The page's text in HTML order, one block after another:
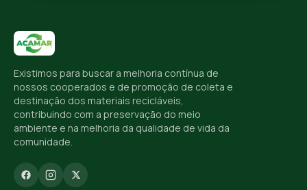
Existimos para buscar a melhoria contínua de
nossos cooperados e de promoção de coleta e
destinação dos materiais recicláveis,
contribuindo com a preservação do meio
ambiente e na melhoria da qualidade de vida da
comunidade.